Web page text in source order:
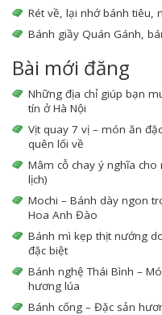
Rét về, lại nhớ bánh
Bánh giầy Quán Gánh,
Bài mới đăng
Những địa chỉ giúp bạn
tín ở Hà Nội
Vịt quay 7 vị – món ăn
quên lối về
Mâm cỗ chay ý nghĩa cho
lịch)
Mochi – Bánh dày ngon
Hoa Anh Đào
Bánh mì kẹp thịt nướng
đặc biệt
Bánh nghệ Thái Bình –
hương lúa
Bánh cống – Đặc sản